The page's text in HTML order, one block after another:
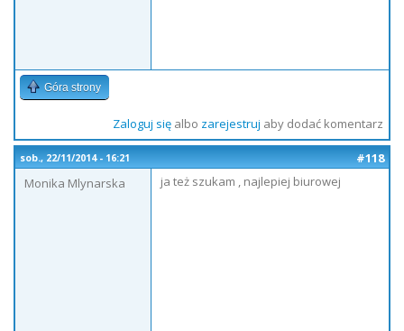
Góra strony
Zaloguj sięalbo zarejestruj aby dodać komentarz
sob., 22/11/2014 - 16:21
#118
Monika Mlynarska
ja też szukam , najlepiej biurowej